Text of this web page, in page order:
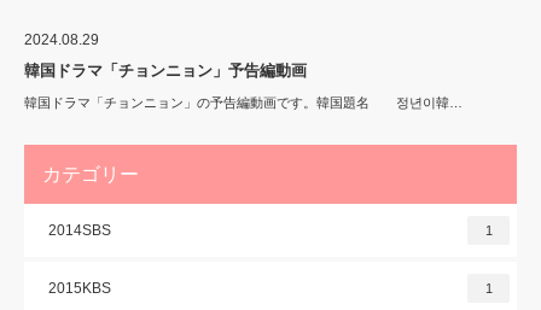
2024.08.29
韓国ドラマ「チョンニョン」予告編動画
韓国ドラマ「チョンニョン」の予告編動画です。韓国題名 정년이韓…
カテゴリー
2014SBS 1
2015KBS 1